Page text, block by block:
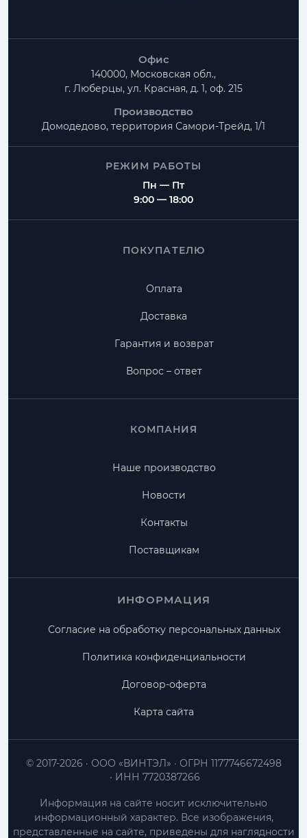
Офис
140000, Московская обл.,
г. Люберцы, ул. Красная, д. 1, оф. 215
Производство
Домодедово, территория Самори-Трейд, 1/1
РЕЖИМ РАБОТЫ
Пн — Пт
9:00 — 18:00
ПОКУПАТЕЛЮ
Оплата
Доставка
Гарантия и возврат
Вопрос – ответ
КОМПАНИЯ
Наше производство
Новости
Контакты
Поставщикам
ИНФОРМАЦИЯ
Согласие на обработку персональных данных
Политика конфиденциальности
Договор-оферта
Карта сайта
ООО «ВИНТЭЛ»
ОГРН 1177746672498
ИНН 7720387266
© 2017-2026
Информация на сайте носит исключительно
информационный характер. Все изображения,
представленные на сайте, приведены для наглядности